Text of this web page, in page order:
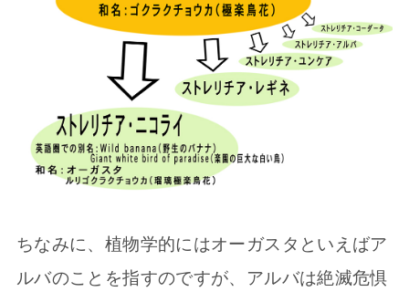
ちなみに、植物学的にはオーガスタといえばア
ルバのことを指すのですが、アルバは絶滅危惧